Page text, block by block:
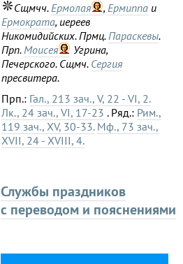
Сщмчч.Ермолая , Ермиппа и
Ермократа, иереев
Никомидийских. Прмц.Параскевы.
Прп.Моисея
Угрина,
Печерского. Сщмч. Сергия
пресвитера.
Прп.: Гал., 213 зач., V, 22 - VI, 2.
Лк., 24 зач., VI, 17-23 . Ряд.: Рим.,
119 зач., XV, 30-33. Мф., 73 зач.,
XVII, 24 - XVIII, 4.
Службы праздников
с переводом и пояснениями